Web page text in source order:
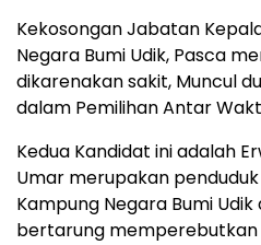
Kekosongan Jabatan
Negara Bumi Udik, Pasca
dikarenakan sakit, Muncul
dalam Pemilihan Antar
Kedua Kandidat ini adalah
Umar merupakan
Kampung Negara Bumi
bertarung